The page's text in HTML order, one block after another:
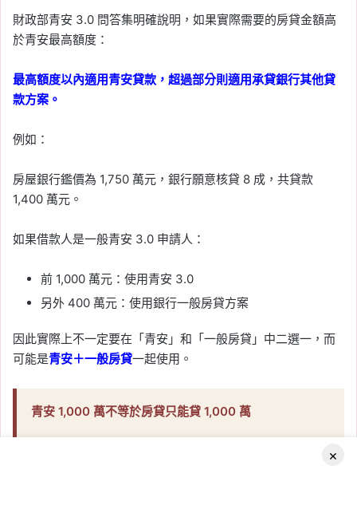
財政部青安 3.0 問答集明確說明，如果實際需要的房貸金額高
於青安最高額度：
最高額度以內適用青安貸款，超過部分則適用承貸銀行其他貸
款方案。
例如：
房屋銀行鑑價為 1,750 萬元，銀行願意核貸 8 成，共貸款
1,400 萬元。
如果借款人是一般青安 3.0 申請人：
前 1,000 萬元：使用青安 3.0
另外 400 萬元：使用銀行一般房貸方案
因此實際上不一定要在「青安」和「一般房貸」中二選一，而
可能是青安＋一般房貸一起使用。
青安 1,000 萬不等於房貸只能貸 1,000 萬
×